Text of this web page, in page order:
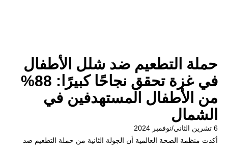
حملة التطعيم ضد شلل الأطفال
في غزة تحقق نجاحًا كبيرًا: 88%
من الأطفال المستهدفين في
الشمال
6 تشرين الثاني/نوفمبر 2024
أكدت منظمة الصحة العالمية أن الجولة الثانية من حملة التطعيم ضد